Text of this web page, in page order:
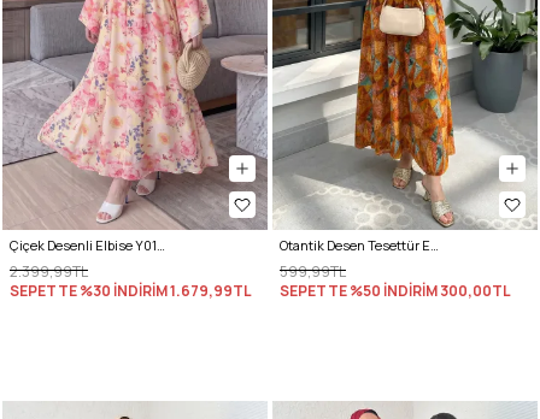
Çiçek Desenli Elbise Y0165 - PUDRA
2.399,99TL
SEPETTE %30 İNDİRİM1.679,99TL
Otantik Desen Tesettür Elbise 2328 - KİREMİT
599,99TL
SEPETTE %50 İNDİRİM300,00TL